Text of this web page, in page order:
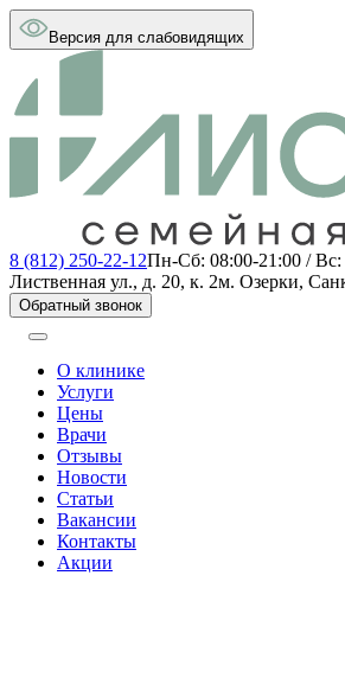
Версия для слабовидящих
8 (812) 250-22-12Пн-Сб: 08:00-21:00 / Вс:
Лиственная ул., д. 20, к. 2м. Озерки,
Обратный звонок
О клинике
Услуги
Цены
Врачи
Отзывы
Новости
Статьи
Вакансии
Контакты
Акции